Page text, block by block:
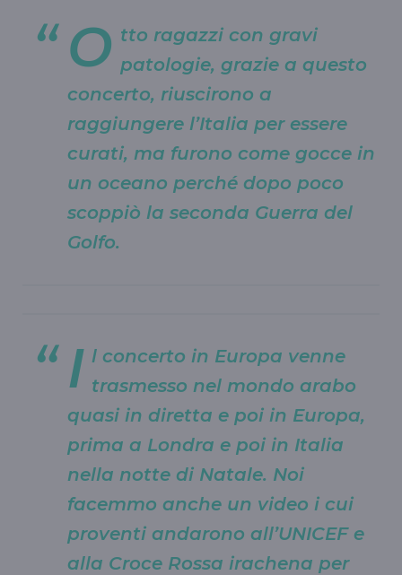
O tto ragazzi con gravi
patologie, grazie a questo
concerto, riuscirono a
raggiungere l’Italia per essere
curati, ma furono come gocce in
un oceano perché dopo poco
scoppiò la seconda Guerra del
Golfo.
I l concerto in Europa venne
trasmesso nel mondo arabo
quasi in diretta e poi in Europa,
prima a Londra e poi in Italia
nella notte di Natale. Noi
facemmo anche un video i cui
proventi andarono all’UNICEF e
alla Croce Rossa irachena per